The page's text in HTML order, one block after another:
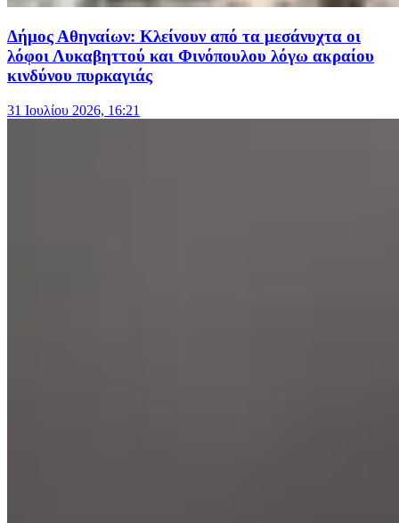
Δήμος Αθηναίων: Κλείνουν από τα μεσάνυχτα οι
λόφοι Λυκαβηττού και Φινόπουλου λόγω ακραίου
κινδύνου πυρκαγιάς
31 Ιουλίου 2026, 16:21